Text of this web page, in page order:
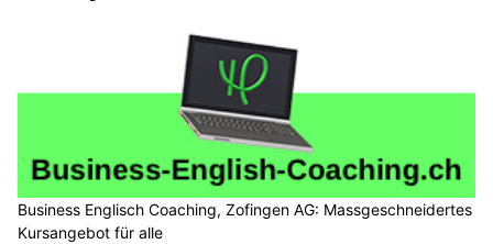
Business Englisch Coaching, Zofingen AG: Massgeschneidertes
Kursangebot für alle